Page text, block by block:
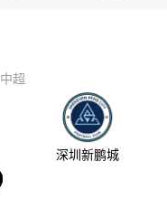
中超
深圳新鹏城